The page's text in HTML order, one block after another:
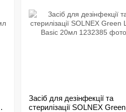
Засіб для дезінфекції та
стерилізації SOLNEX Green